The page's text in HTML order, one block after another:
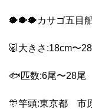
🐡🐡🐡カサゴ五目
🐷大きさ:18cm〜
🐟匹数:6尾〜28尾
🎊竿頭:東京都 市